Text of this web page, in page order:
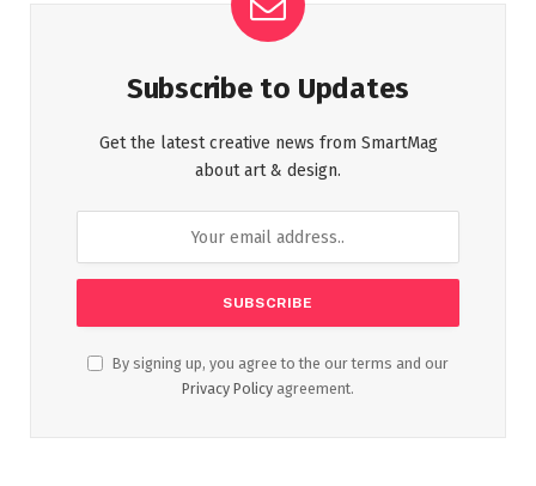
Subscribe to Updates
Get the latest creative news from SmartMag
about art & design.
By signing up, you agree to the our terms and our
Privacy Policy agreement.